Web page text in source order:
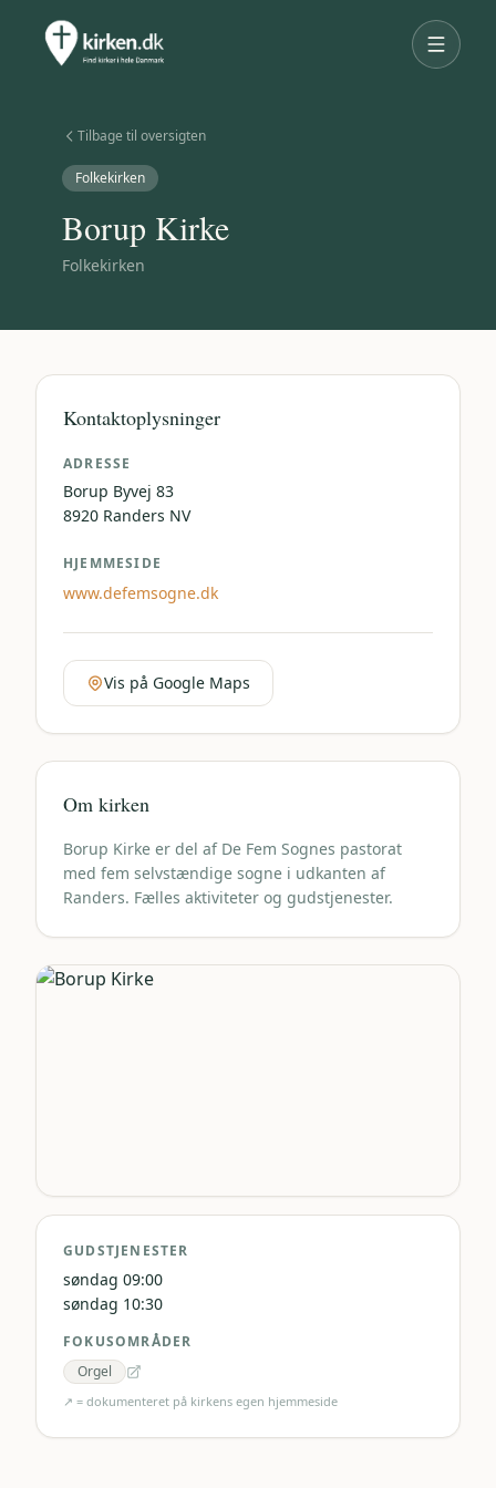
Tilbage til oversigten
Folkekirken
Borup Kirke
Folkekirken
Kontaktoplysninger
ADRESSE
Borup Byvej 83
8920 Randers NV
HJEMMESIDE
www.defemsogne.dk
Vis på Google Maps
Om kirken
Borup Kirke er del af De Fem Sognes pastorat
med fem selvstændige sogne i udkanten af
Randers. Fælles aktiviteter og gudstjenester.
GUDSTJENESTER
søndag 09:00
søndag 10:30
FOKUSOMRÅDER
Orgel
↗ = dokumenteret på kirkens egen hjemmeside